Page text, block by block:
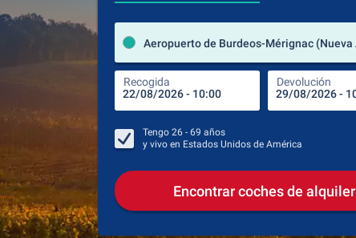
Recogida Devolución
Tengo 26 - 69 años
y vivo en Estados Unidos de América
Encontrar coches de alquiler